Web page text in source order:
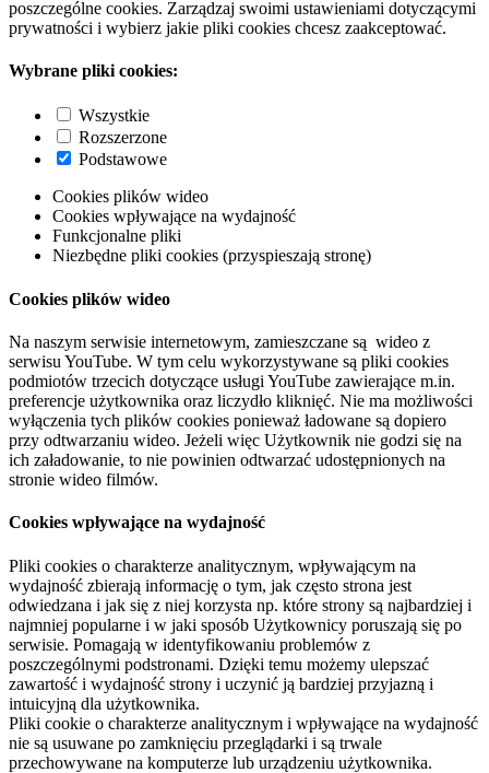
poszczególne cookies. Zarządzaj swoimi ustawieniami dotyczącymi
prywatności i wybierz jakie pliki cookies chcesz zaakceptować.
Wybrane pliki cookies:
Wszystkie
Rozszerzone
Podstawowe
Cookies plików wideo
Cookies wpływające na wydajność
Funkcjonalne pliki
Niezbędne pliki cookies (przyspieszają stronę)
Cookies plików wideo
Na naszym serwisie internetowym, zamieszczane są wideo z
serwisu YouTube. W tym celu wykorzystywane są pliki cookies
podmiotów trzecich dotyczące usługi YouTube zawierające m.in.
preferencje użytkownika oraz liczydło kliknięć. Nie ma możliwości
wyłączenia tych plików cookies ponieważ ładowane są dopiero
przy odtwarzaniu wideo. Jeżeli więc Użytkownik nie godzi się na
ich załadowanie, to nie powinien odtwarzać udostępnionych na
stronie wideo filmów.
Cookies wpływające na wydajność
Pliki cookies o charakterze analitycznym, wpływającym na
wydajność zbierają informację o tym, jak często strona jest
odwiedzana i jak się z niej korzysta np. które strony są najbardziej i
najmniej popularne i w jaki sposób Użytkownicy poruszają się po
serwisie. Pomagają w identyfikowaniu problemów z
poszczególnymi podstronami. Dzięki temu możemy ulepszać
zawartość i wydajność strony i uczynić ją bardziej przyjazną i
intuicyjną dla użytkownika.
Pliki cookie o charakterze analitycznym i wpływające na wydajność
nie są usuwane po zamknięciu przeglądarki i są trwale
przechowywane na komputerze lub urządzeniu użytkownika.